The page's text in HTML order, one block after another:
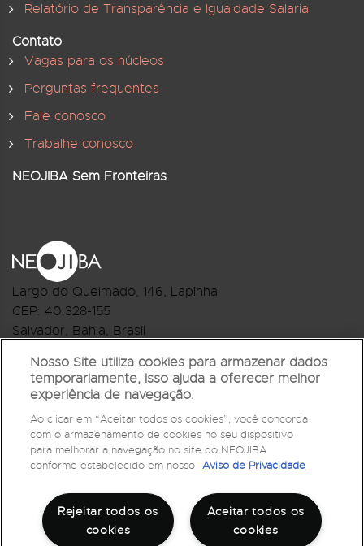
Relatório de Transparência e Igualdade Salarial
Contato
Vagas para os núcleos
Perguntas frequentes
Fale conosco
Trabalhe conosco
NEOJIBA Sem Fronteiras
Largo do Queimado, 146, Lapinha
CEP: 40.328-155
Salvador, Bahia, Brasil
R.Monte Castelo Nº 62, Bairro Barbalho
CEP: 40.301-210
Salvador, Bahia, Brasil
Telefone:(71) 3032-1073
Nosso Site utiliza cookies para armazenar dados
temporariamente, isso ajuda a oferecer melhor
experiência de navegação.
Ao clicar em “Aceitar todos os cookies”, você concorda
com o armazenamento de cookies no seu dispositivo
para melhorar a navegação no site do NEOJIBA
conforme estabelecido em nosso Aviso de Privacidade
Aceitar todos os
cookies
Rejeitar todos os
cookies